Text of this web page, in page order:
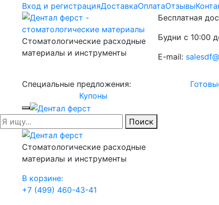
Вход и регистрацияДоставкаОплатаОтзывы
Стоматологические расходные
материалы и инструменты
Бесплатная
Будни с 10:00
E-mail:
Специальные предложения:
Купоны
Поиск
Стоматологические расходные
материалы и инструменты
В корзине:
+7 (499) 460-43-41